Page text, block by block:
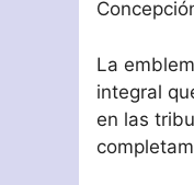
​La
integral
en las